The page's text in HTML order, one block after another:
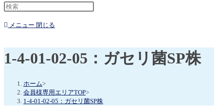
メニュー 閉じる
1-4-01-02-05：ガセリ菌SP株
ホーム>
会員様専用エリアTOP>
1-4-01-02-05：ガセリ菌SP株